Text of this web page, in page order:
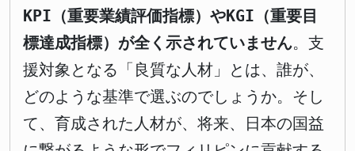
KPI（重要業績評価指標）やKGI（重要目
標達成指標）が全く示されていません。支
援対象となる「良質な人材」とは、誰が、
どのような基準で選ぶのでしょうか。そし
て、育成された人材が、将来、日本の国益